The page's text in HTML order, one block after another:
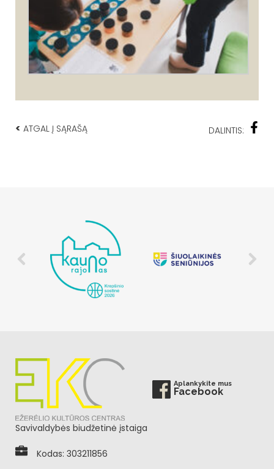
< ATGAL Į SĄRAŠĄ DALINTIS:
Aplankykite mus
Facebook
Savivaldybės biudžetinė įstaiga
Kodas: 303211856